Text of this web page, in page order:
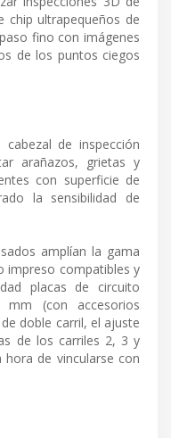
chip ultrapequeños de
fino con imágenes
de los puntos ciegos
de inspección
arañazos, grietas y
con superficie de
la sensibilidad de
amplían la gama
impreso compatibles y
placas de circuito
(con accesorios
doble carril, el ajuste
de los carriles 2, 3 y
de vincularse con